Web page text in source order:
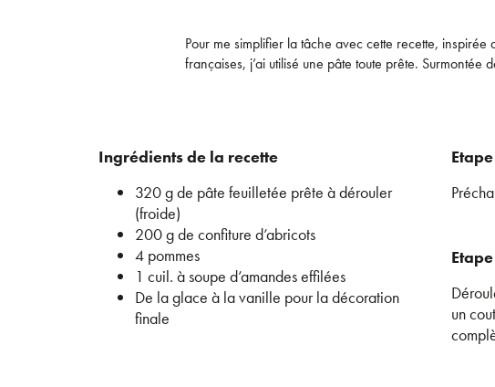
Pour me simplifier la tâche avec cette recette, inspirée
françaises, j’ai utilisé une pâte toute prête. Surmontée
Ingrédients de la recette
320 g de pâte feuilletée prête à dérouler
(froide)
200 g de confiture d’abricots
4 pommes
1 cuil. à soupe d’amandes effilées
De la glace à la vanille pour la décoration
finale
Etape
un